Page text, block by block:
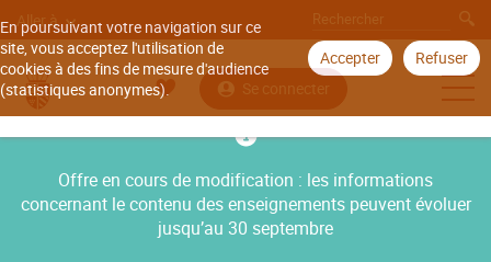
En poursuivant votre navigation sur ce
site, vous acceptez l'utilisation de
cookies à des fins de mesure d'audience
(statistiques anonymes).
Accepter Refuser
Aller à
Se connecter
Offre en cours de modification : les informations
concernant le contenu des enseignements peuvent évoluer
jusqu’au 30 septembre